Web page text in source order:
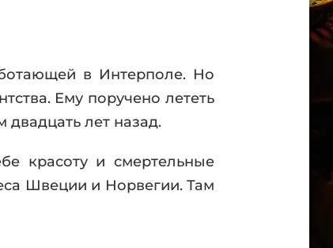
в Интерполе. Но
Ему поручено лететь
лет назад.
красоту и смертельные
Швеции и Норвегии. Там